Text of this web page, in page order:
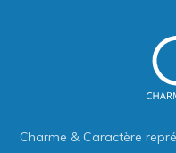
Charme & Caractère